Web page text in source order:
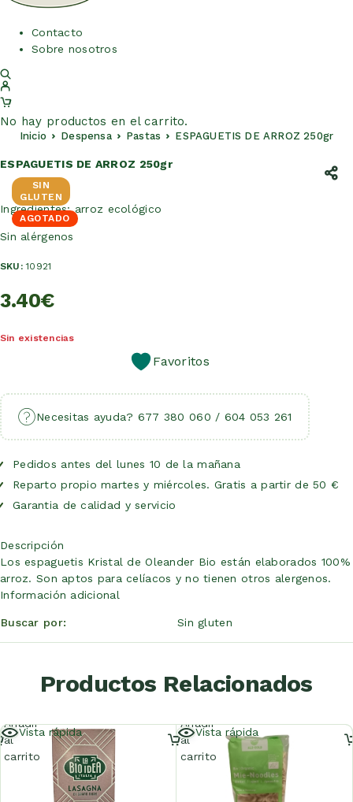
Contacto
Sobre nosotros
No hay productos en el carrito.
Inicio Despensa Pastas ESPAGUETIS DE ARROZ 250gr
SIN
GLUTEN
AGOTADO
ESPAGUETIS DE ARROZ 250gr
Ingredientes: arroz ecológico
Sin alérgenos
SKU:10921
3.40€
Sin existencias
Favoritos
Necesitas ayuda? 677 380 060 / 604 053 261
Pedidos antes del lunes 10 de la mañana
Reparto propio martes y miércoles. Gratis a partir de 50 €
Garantia de calidad y servicio
Descripción
Los espaguetis Kristal de Oleander Bio están elaborados 100%
arroz. Son aptos para celíacos y no tienen otros alergenos.
Información adicional
Buscar por Sin gluten
Productos Relacionados
Vista rápida
Añadir
al
carrito
Vista rápida
Añadir
al
carrito